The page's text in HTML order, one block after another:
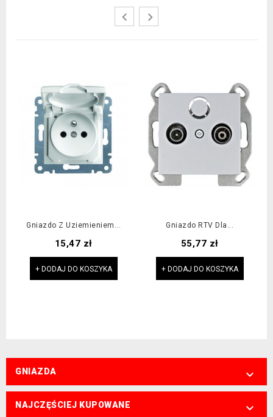
Gniazdo Z Uziemieniem...
Cena
15,47 zł
+ DODAJ DO KOSZYKA
Gniazdo RTV Dla...
Cena
55,77 zł
+ DODAJ DO KOSZYKA
GNIAZDA 
NAJCZĘŚCIEJ KUPOWANE 